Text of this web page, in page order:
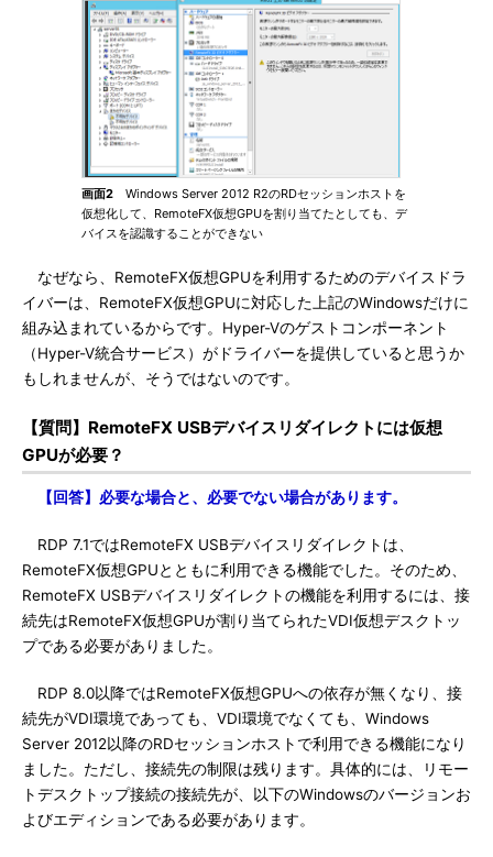
画面2 Windows Server 2012 R2のRDセッションホストを
仮想化して、RemoteFX仮想GPUを割り当てたとしても、デ
バイスを認識することができない
なぜなら、RemoteFX仮想GPUを利用するためのデバイスドラ
イバーは、RemoteFX仮想GPUに対応した上記のWindowsだけに
組み込まれているからです。Hyper-Vのゲストコンポーネント
（Hyper-V統合サービス）がドライバーを提供していると思うか
もしれませんが、そうではないのです。
【質問】RemoteFX USBデバイスリダイレクトには仮想
GPUが必要？
【回答】必要な場合と、必要でない場合があります。
RDP 7.1ではRemoteFX USBデバイスリダイレクトは、
RemoteFX仮想GPUとともに利用できる機能でした。そのため、
RemoteFX USBデバイスリダイレクトの機能を利用するには、接
続先はRemoteFX仮想GPUが割り当てられたVDI仮想デスクトッ
プである必要がありました。
RDP 8.0以降ではRemoteFX仮想GPUへの依存が無くなり、接
続先がVDI環境であっても、VDI環境でなくても、Windows
Server 2012以降のRDセッションホストで利用できる機能になり
ました。ただし、接続先の制限は残ります。具体的には、リモー
トデスクトップ接続の接続先が、以下のWindowsのバージョンお
よびエディションである必要があります。